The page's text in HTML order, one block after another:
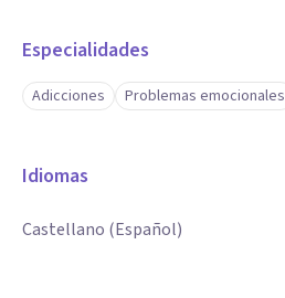
Especialidades
Adicciones Problemas emocionales
Idiomas
Castellano (Español)